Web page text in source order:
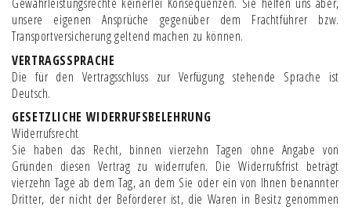
unsere eigenen Ansprüche gegenüber dem Frachtführer bzw.
Transportversicherung geltend machen zu können.
VERTRAGSSPRACHE
Die für den Vertragsschluss zur Verfügung stehende Sprache ist
Deutsch.
GESETZLICHE WIDERRUFSBELEHRUNG
Widerrufsrecht
Sie haben das Recht, binnen vierzehn Tagen ohne Angabe von
Gründen diesen Vertrag zu widerrufen. Die Widerrufsfrist beträgt
vierzehn Tage ab dem Tag, an dem Sie oder ein von Ihnen benannter
Dritter, der nicht der Beförderer ist, die Waren in Besitz genommen